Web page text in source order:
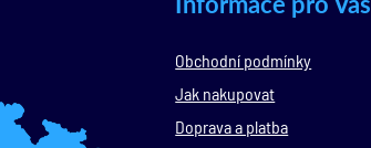
Obchodní podmínky
Jak nakupovat
Doprava a platba